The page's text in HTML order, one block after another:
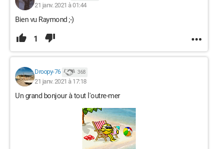
21 janv. 2021 à 01:44
Bien vu Raymond ;-)
1
Droopy-76 368
21 janv. 2021 à 17:18
Un grand bonjour à tout l'outre-mer